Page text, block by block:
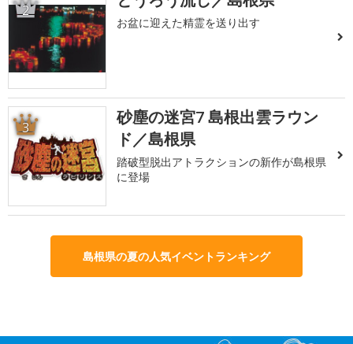
2
お盆に迎えた精霊を送り出す
3
砂塵の迷宮7 島根出雲ラウン
ド／島根県
踏破型脱出アトラクションの新作が島根県
に登場
島根県の夏の人気イベントランキング